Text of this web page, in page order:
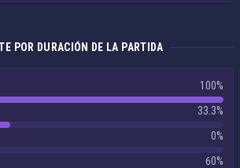
POR DURACIÓN DE LA PARTIDA
100%
33.3%
0%
60%